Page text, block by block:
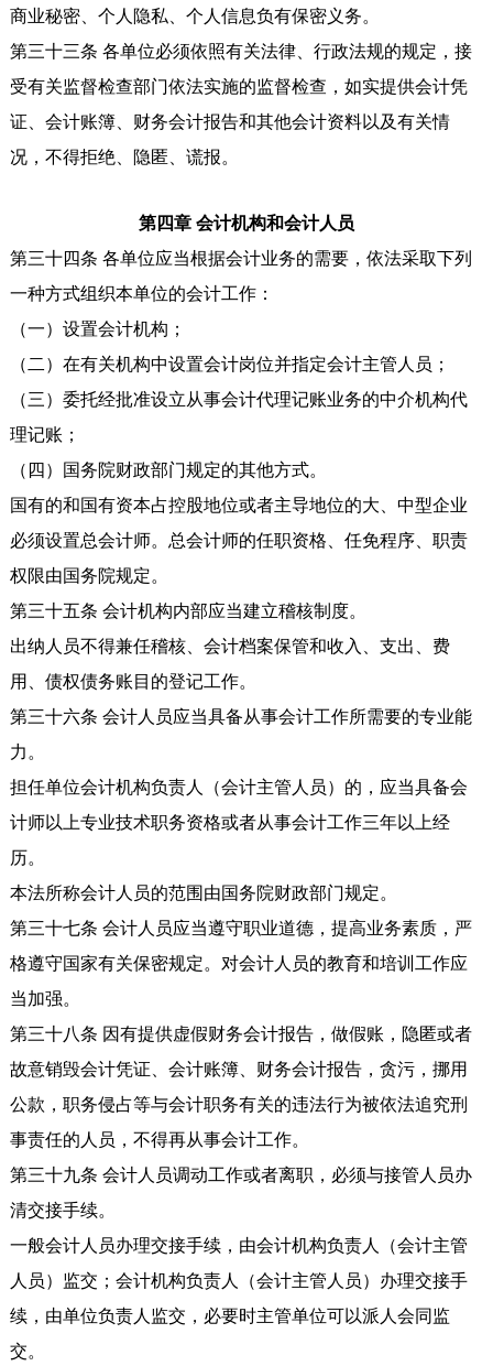
商业秘密、个人隐私、个人信息负有保密义务。
第三十三条 各单位必须依照有关法律、行政法规的规定，接
受有关监督检查部门依法实施的监督检查，如实提供会计凭
证、会计账簿、财务会计报告和其他会计资料以及有关情
况，不得拒绝、隐匿、谎报。
第四章 会计机构和会计人员
第三十四条 各单位应当根据会计业务的需要，依法采取下列
一种方式组织本单位的会计工作：
（一）设置会计机构；
（二）在有关机构中设置会计岗位并指定会计主管人员；
（三）委托经批准设立从事会计代理记账业务的中介机构代
理记账；
（四）国务院财政部门规定的其他方式。
国有的和国有资本占控股地位或者主导地位的大、中型企业
必须设置总会计师。总会计师的任职资格、任免程序、职责
权限由国务院规定。
第三十五条 会计机构内部应当建立稽核制度。
出纳人员不得兼任稽核、会计档案保管和收入、支出、费
用、债权债务账目的登记工作。
第三十六条 会计人员应当具备从事会计工作所需要的专业能
力。
担任单位会计机构负责人（会计主管人员）的，应当具备会
计师以上专业技术职务资格或者从事会计工作三年以上经
历。
本法所称会计人员的范围由国务院财政部门规定。
第三十七条 会计人员应当遵守职业道德，提高业务素质，严
格遵守国家有关保密规定。对会计人员的教育和培训工作应
当加强。
第三十八条 因有提供虚假财务会计报告，做假账，隐匿或者
故意销毁会计凭证、会计账簿、财务会计报告，贪污，挪用
公款，职务侵占等与会计职务有关的违法行为被依法追究刑
事责任的人员，不得再从事会计工作。
第三十九条 会计人员调动工作或者离职，必须与接管人员办
清交接手续。
一般会计人员办理交接手续，由会计机构负责人（会计主管
人员）监交；会计机构负责人（会计主管人员）办理交接手
续，由单位负责人监交，必要时主管单位可以派人会同监
交。